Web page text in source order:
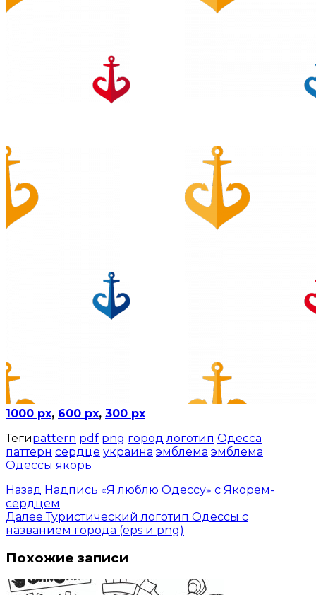
1000 px, 600 px, 300 px
Тегиpattern pdf png город логотип Одесса
паттерн сердце украина эмблема эмблема
Одессы якорь
Назад Надпись «Я люблю Одессу» с Якорем-
сердцем
Далее Туристический логотип Одессы с
названием города (eps и png)
Похожие записи